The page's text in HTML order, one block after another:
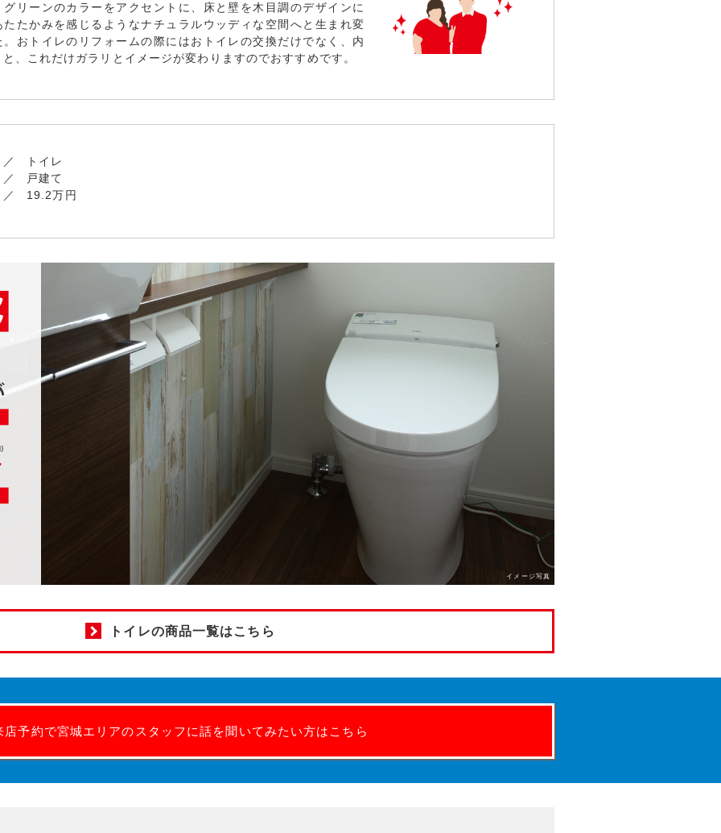
グリーンのカラーをアクセントに、床と壁を木目調のデザインに
たたかみを感じるようなナチュラルウッディな空間へと生まれ変
。おトイレのリフォームの際にはおトイレの交換だけでなく、内
、これだけガラリとイメージが変わりますのでおすすめです。
トイレ
戸建て
19.2万円
イメージ写真
トイレの商品一覧はこちら
店予約で宮城エリアのスタッフに話を聞いてみたい方はこちら